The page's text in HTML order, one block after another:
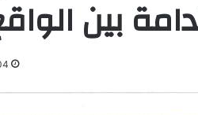
الواقع